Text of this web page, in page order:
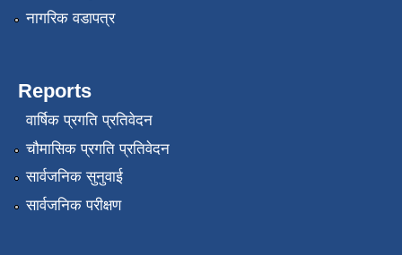
नागरिक वडापत्र
Reports
वार्षिक प्रगति प्रतिवेदन
चौमासिक प्रगति प्रतिवेदन
सार्वजनिक सुनुवाई
सार्वजनिक परीक्षण